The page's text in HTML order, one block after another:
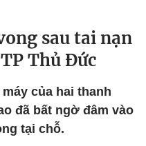
sau tai nạn
Thủ Đức
của hai thanh
đã bất ngờ đâm vào
tại chỗ.